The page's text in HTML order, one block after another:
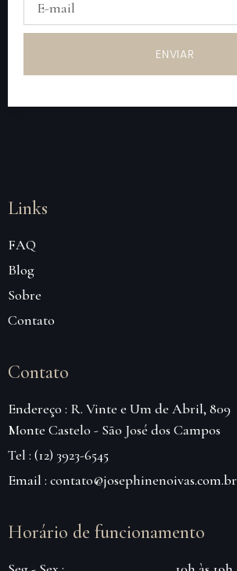
ENVIAR
Links
FAQ
Blog
Sobre
Contato
Contato
Endereço : R. Vinte e Um de Abril, 809
Monte Castelo - São José dos Campos
Tel : (12) 3923-6545
Email : contato@josephinenoivas.com.br
Horário de funcionamento